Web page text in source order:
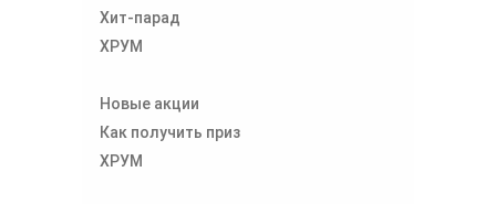
Хит-парад
ХРУМ
Новые акции
Как получить приз
ХРУМ